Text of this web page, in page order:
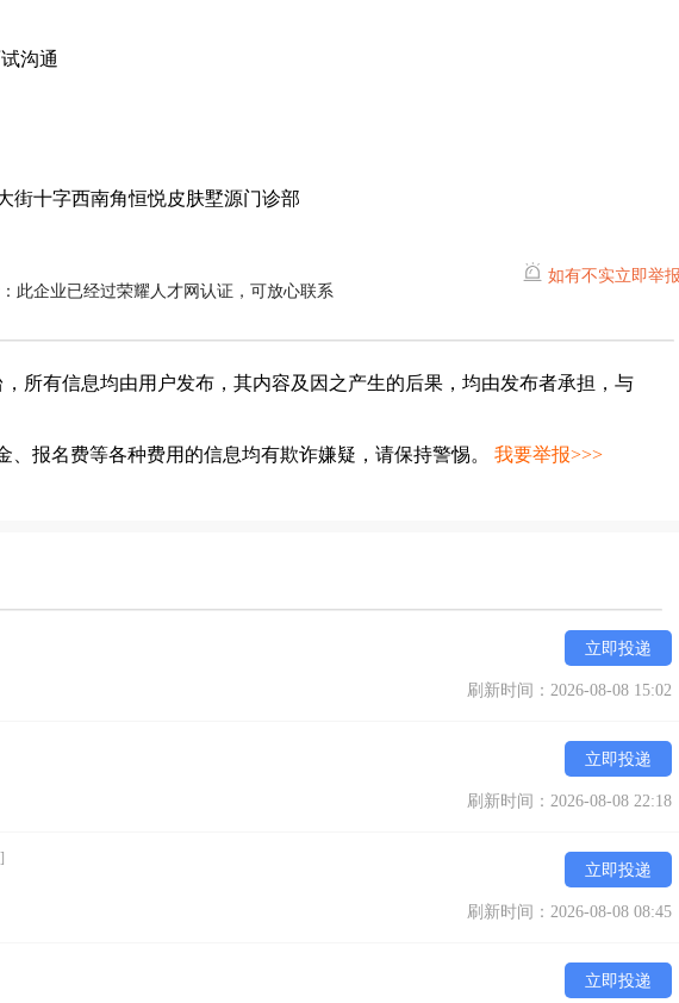
沟通
街十字西南角恒悦皮肤墅源门诊部
此企业已经过荣耀人才网认证，可放心联系
如有不实立即举报
所有信息均由用户发布，其内容及因之产生的后果，均由发布者承担，与
、报名费等各种费用的信息均有欺诈嫌疑，请保持警惕。 我要举报>>>
立即投递
刷新时间：2026-08-08 15:02
立即投递
刷新时间：2026-08-08 22:18
立即投递
刷新时间：2026-08-08 08:45
立即投递